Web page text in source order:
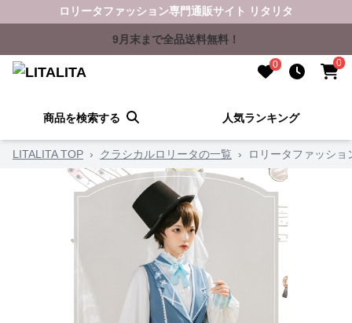
ロリータファッション専門通販サイト リタリタ
9月末まで全品送料無料！
0 0
商品を検索する 人気ランキング
LITALITA TOP › クラシカルロリータの一覧 › ロリータファッシ